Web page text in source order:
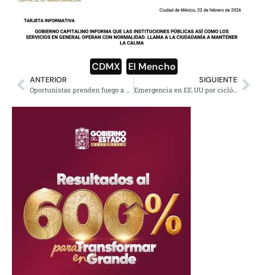
CDMX El Mencho
ANTERIOR
Oportunistas prenden fuego a vehículo en Tlalpan
SIGUIENTE
Emergencia en EE.UU por ciclón bomba